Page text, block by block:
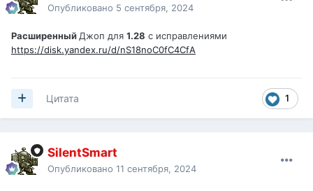
Опубликовано 5 сентября, 2024
РасширенныйДжоп для 1.28 с исправлениями
https://disk.yandex.ru/d/nS18noC0fC4CfA
1
Цитата
SilentSmart
Опубликовано 11 сентября, 2024